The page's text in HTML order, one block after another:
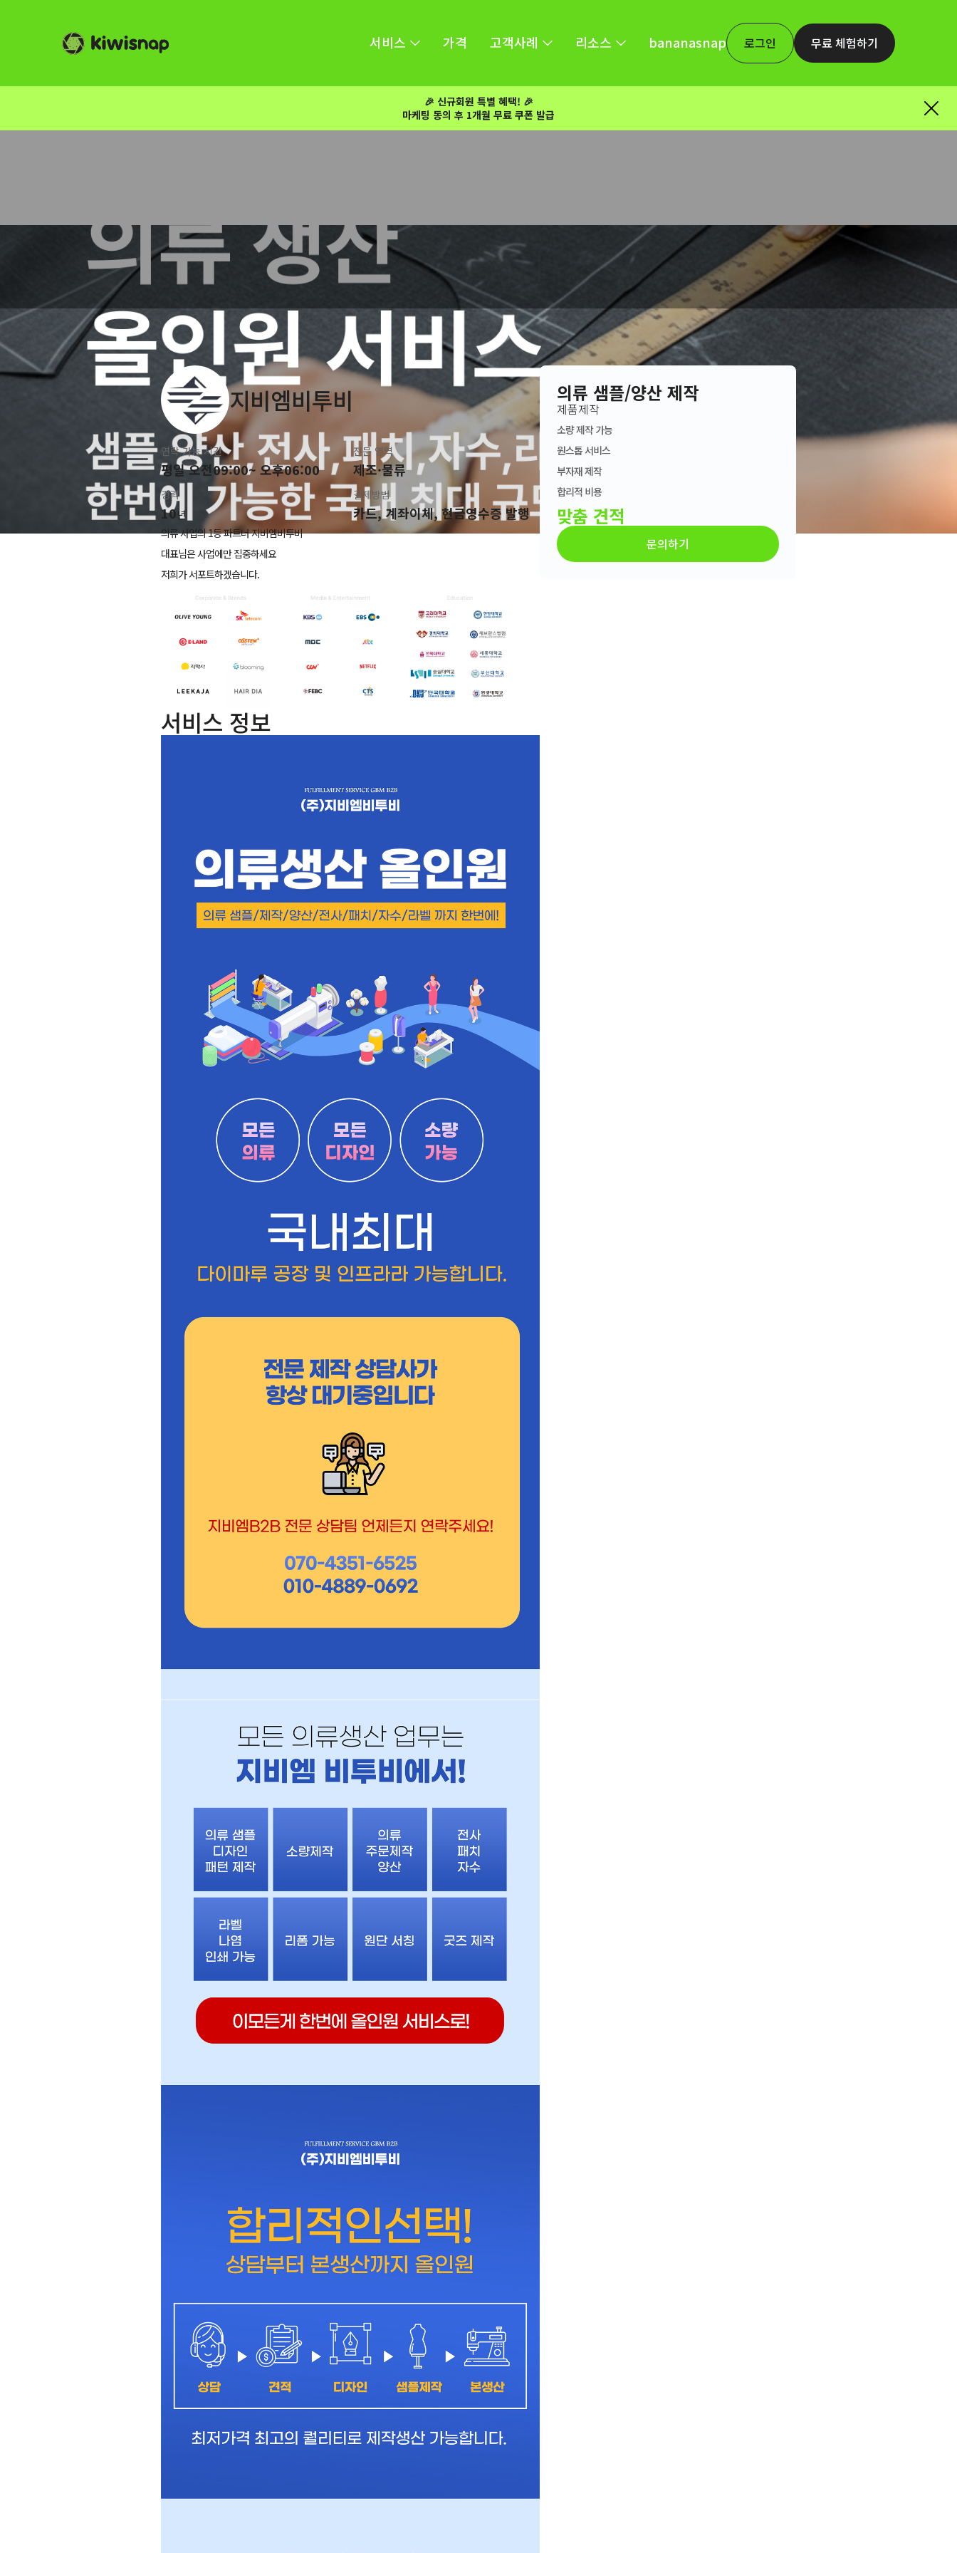
서비스 가격 고객사례 리소스 bananasnap 로그인 무료 체험하기
🎉 신규회원 특별 혜택! 🎉
마케팅 동의 후 1개월 무료 쿠폰 발급
지비엠비투비
연락 가능 시간 전문 영역
평일 오전09:00~ 오후06:00 제조·물류
경력 결제방법
10년 카드, 계좌이체, 현금영수증 발행
의류 사업의 1등 파트너 지비엠비투비
대표님은 사업에만 집중하세요
저희가 서포트하겠습니다.
서비스 정보
의류 샘플/양산 제작
제품제작
소량 제작 가능
원스톱 서비스
부자재 제작
합리적 비용
맞춤 견적
문의하기